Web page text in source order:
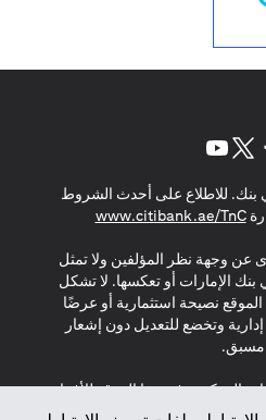
للاطلاع على أحدث الشروط
www.citibank.ae/TnC
(opens in a new tab)
عن وجهة نظر المؤلفين ولا تمثل
الإمارات أو تعكسها. لا تشكل
نصيحة استثمارية أو عرضًا
وتخضع للتعديل دون إشعار
مسبق.
المذكورة في هذا الموقع للأفراد
أو المنطقة الاقتصادية الأوروبية أو